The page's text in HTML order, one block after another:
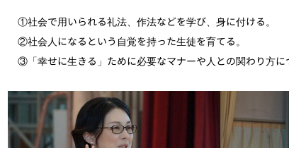
①社会で用いられる礼法、作法などを学び、身に付ける。
②社会人になるという自覚を持った生徒を育てる。
③「幸せに生きる」ために必要なマナーや人との関わり方に